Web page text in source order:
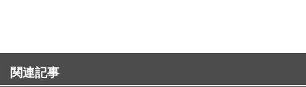
関連記事